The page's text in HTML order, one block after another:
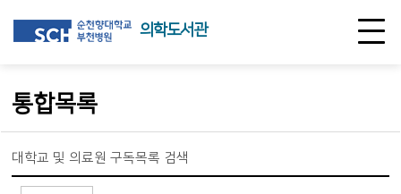
의학도서관
통합목록
대학교 및 의료원 구독목록 검색